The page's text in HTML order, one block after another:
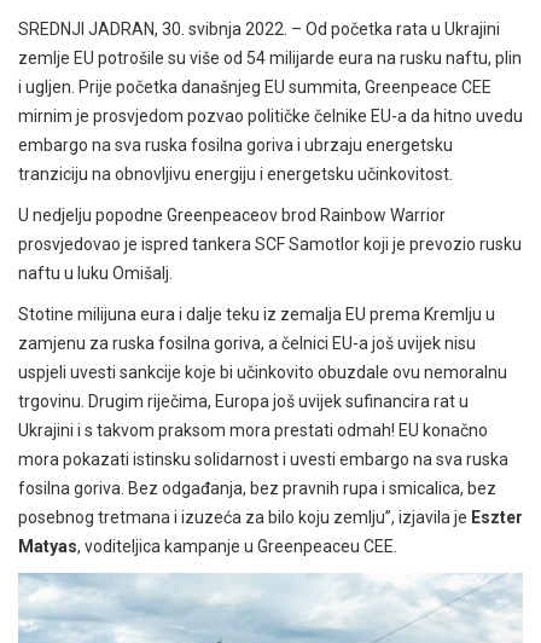
SREDNJI JADRAN, 30. svibnja 2022. – Od početka rata u Ukrajini
zemlje EU potrošile su više od 54 milijarde eura na rusku naftu, plin
i ugljen. Prije početka današnjeg EU summita, Greenpeace CEE
mirnim je prosvjedom pozvao političke čelnike EU-a da hitno uvedu
embargo na sva ruska fosilna goriva i ubrzaju energetsku
tranziciju na obnovljivu energiju i energetsku učinkovitost.
U nedjelju popodne Greenpeaceov brod Rainbow Warrior
prosvjedovao je ispred tankera SCF Samotlor koji je prevozio rusku
naftu u luku Omišalj.
Stotine milijuna eura i dalje teku iz zemalja EU prema Kremlju u
zamjenu za ruska fosilna goriva, a čelnici EU-a još uvijek nisu
uspjeli uvesti sankcije koje bi učinkovito obuzdale ovu nemoralnu
trgovinu. Drugim riječima, Europa još uvijek sufinancira rat u
Ukrajini i s takvom praksom mora prestati odmah! EU konačno
mora pokazati istinsku solidarnost i uvesti embargo na sva ruska
fosilna goriva. Bez odgađanja, bez pravnih rupa i smicalica, bez
posebnog tretmana i izuzeća za bilo koju zemlju”, izjavila je Eszter
Matyas, voditeljica kampanje u Greenpeaceu CEE.